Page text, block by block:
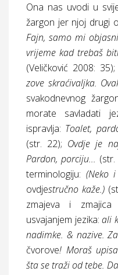
Ona nas uvodi u
žargon jer njoj drugi
Fajn, samo mi
vrijeme kad trebaš
(Veličković 2008: 35);
zove skraćivaljka.
svakodnevnog
morate savladati
ispravlja: Toalet,
(str. 22); Ovdje je
Pardon, porciju... (str.
terminologiju: (Neko
ovdjestručno kaže.) (
zmajeva i
usvajanjem jezika: ali
nadimke. & nazive.
čvorove! Moraš
šta se traži od tebe. Da